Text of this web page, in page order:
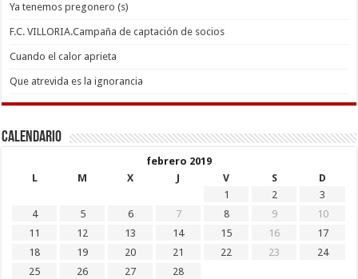
Ya tenemos pregonero (s)
F.C. VILLORIA.Campaña de captación de socios
Cuando el calor aprieta
Que atrevida es la ignorancia
Calendario
febrero 2019
L
M X J V S
D
1
2
3
4
5 6 7 8 9
10
11
12 13 14 15 16
17
18
19 20 21 22 23
24
25
26 27
28